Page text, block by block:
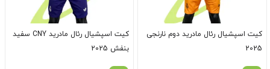
کیت اسپشیال رئال مادرید دوم نارنجی
2025
کیت اسپشیال رئال مادرید CNY سفید
بنفش 2025